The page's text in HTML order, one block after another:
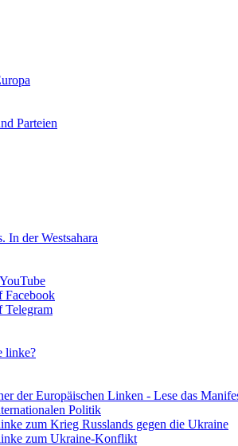
Parteien
In der Westsahara
Facebook
Telegram
linke?
der Europäischen Linken - Lese das
Politik
zum Krieg Russlands gegen die Ukraine
zum Ukraine-Konflikt